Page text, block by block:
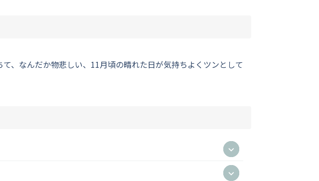
、なんだか物悲しい、11月頃の晴れた日が気持ちよくツンとして